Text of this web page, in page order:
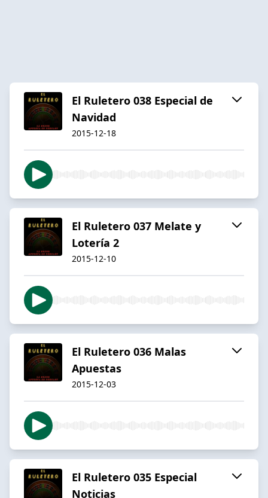
El Ruletero 038 Especial de
Navidad
2015-12-18
El Ruletero 037 Melate y
Lotería 2
2015-12-10
El Ruletero 036 Malas
Apuestas
2015-12-03
El Ruletero 035 Especial
Noticias